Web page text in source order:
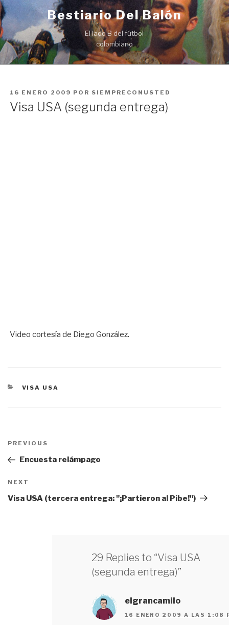
Ir
al
contenido
Bestiario Del Balón
El lado B del fútbol
colombiano
PUBLICADO
EN
16 ENERO 2009 POR SIEMPRECONUSTED
Visa USA (segunda entrega)
Video cortesía de Diego González.
CATEGORÍAS
VISA USA
Navegación
entradas
Previous
Post
PREVIOUS
Encuesta relámpago
Next
Post
NEXT
Visa USA (tercera entrega: "¡Partieron al Pibe!")
29 Replies to “Visa USA
(segunda entrega)”
elgrancamilo
16 ENERO 2009 A LAS 1:08